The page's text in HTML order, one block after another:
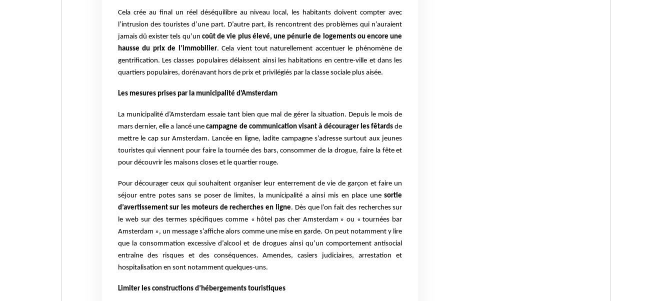
Cela crée au final un réel déséquilibre au niveau local, les habitants doivent compter avec
l’intrusion des touristes d’une part. D’autre part, ils rencontrent des problèmes qui n’auraient
jamais dû exister tels qu’un coût de vie plus élevé, une pénurie de logements ou encore une
hausse du prix de l’immobilier. Cela vient tout naturellement accentuer le phénomène de
gentrification. Les classes populaires délaissent ainsi les habitations en centre-ville et dans les
quartiers populaires, dorénavant hors de prix et privilégiés par la classe sociale plus aisée.
Les mesures prises par la municipalité d’Amsterdam
La municipalité d’Amsterdam essaie tant bien que mal de gérer la situation. Depuis le mois de
mars dernier, elle a lancé unecampagne de communication visant à décourager les fêtards de
mettre le cap sur Amsterdam. Lancée en ligne, ladite campagne s’adresse surtout aux jeunes
touristes qui viennent pour faire la tournée des bars, consommer de la drogue, faire la fête et
pour découvrir les maisons closes et le quartier rouge.
Pour décourager ceux qui souhaitent organiser leur enterrement de vie de garçon et faire un
séjour entre potes sans se poser de limites, la municipalité a ainsi mis en place unesortie
d’avertissement sur les moteurs de recherches en ligne. Dès que l’on fait des recherches sur
le web sur des termes spécifiques comme « hôtel pas cher Amsterdam » ou « tournées bar
Amsterdam », un message s’affiche alors comme une mise en garde. On peut notamment y lire
que la consommation excessive d’alcool et de drogues ainsi qu’un comportement antisocial
entraîne des risques et des conséquences. Amendes, casiers judiciaires, arrestation et
hospitalisation en sont notamment quelques-uns.
Limiter les constructions d’hébergements touristiques